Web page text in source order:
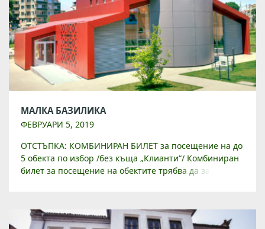
МАЛКА БАЗИЛИКА
ФЕВРУАРИ 5, 2019
ОТСТЪПКА: КОМБИНИРАН БИЛЕТ за посещение на до
5 обекта по избор /без къща „Клианти“/ Комбиниран
билет за посещение на обектите трябва да закупите